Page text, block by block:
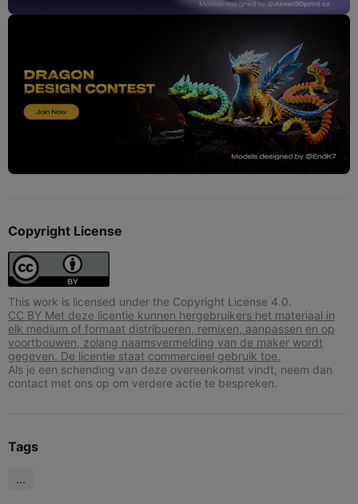
Copyright License
This work is licensed under the Copyright License 4.0.
CC BY Met deze licentie kunnen hergebruikers het materiaal in
elk medium of formaat distribueren, remixen, aanpassen en op
voortbouwen, zolang naamsvermelding van de maker wordt
gegeven. De licentie staat commercieel gebruik toe.
Als je een schending van deze overeenkomst vindt, neem dan
contact met ons op om verdere actie te bespreken.
Tags
...